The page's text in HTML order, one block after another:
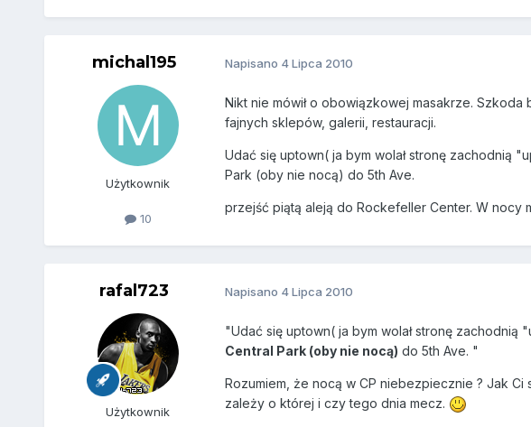
michal195
Użytkownik
10
Napisano 4 Lipca 2010
Nikt nie mówił o obowiązkowej masakrze.
fajnych sklepów, galerii, restauracji.
Udać się uptown( ja bym wolał stronę zachodnią
Park (oby nie nocą) do 5th Ave.
przejść piątą aleją do Rockefeller Center. W nocy
rafal723
Użytkownik
Napisano 4 Lipca 2010
"Udać się uptown( ja bym wolał stronę zachodnią
Central Park (oby nie nocą) do 5th Ave. "
Rozumiem, że nocą w CP niebezpiecznie ? Jak
zależy o której i czy tego dnia mecz.